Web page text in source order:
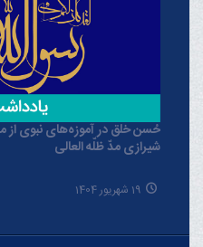
حُسن خلق در آموزه‌های نبوی از
شیرازی مدّ ظلّه العالی
19 شهریور 1404